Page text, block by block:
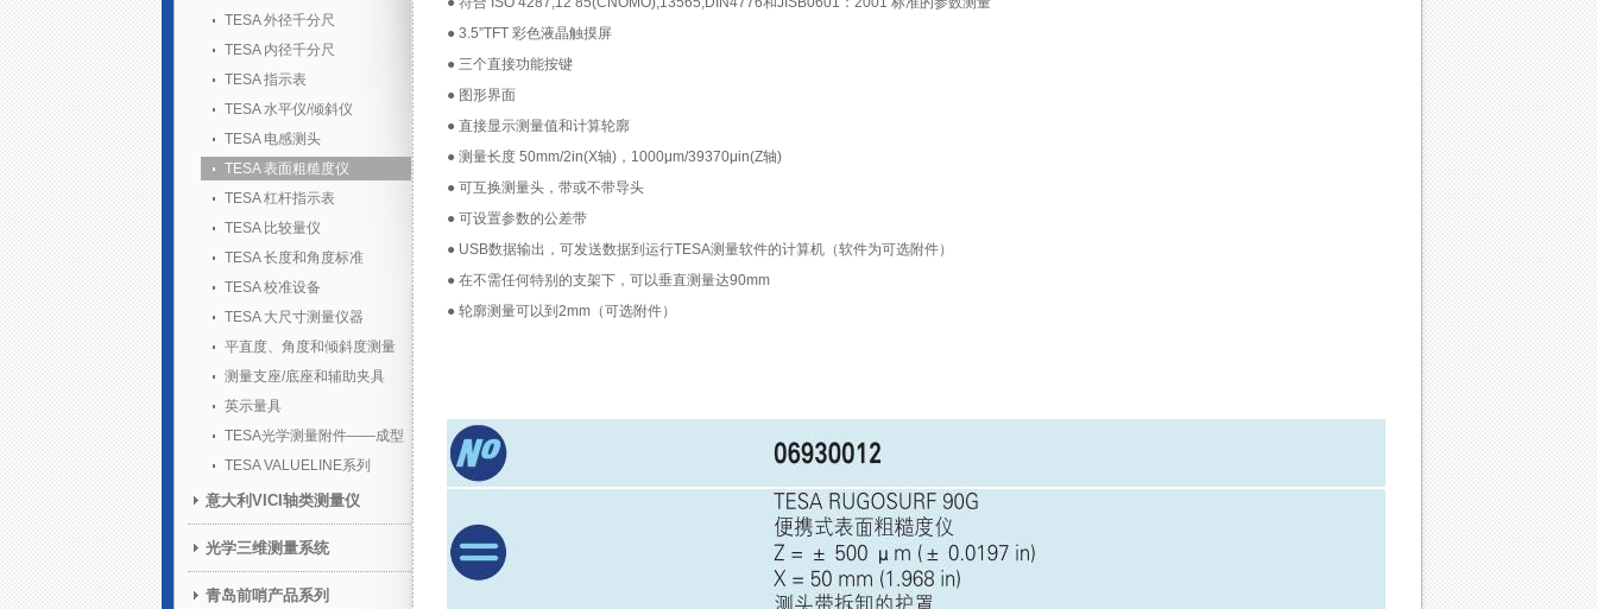
TESA 外径千分尺
TESA 内径千分尺
TESA 指示表
TESA 水平仪/倾斜仪
TESA 电感测头
TESA 表面粗糙度仪
TESA 杠杆指示表
TESA 比较量仪
TESA 长度和角度标准
TESA 校准设备
TESA 大尺寸测量仪器
平直度、角度和倾斜度测量
测量支座/底座和辅助夹具
英示量具
TESA光学测量附件——成型
胶套装TESA VALUELINE系列
意大利VICI轴类测量仪
光学三维测量系统
青岛前哨产品系列
● 3.5”TFT 彩色液晶触摸屏
● 三个直接功能按键
● 图形界面
● 直接显示测量值和计算轮廓
● 测量长度 50mm/2in(X轴)，1000μm/39370μin(Z轴)
● 可互换测量头，带或不带导头
● 可设置参数的公差带
● USB数据输出，可发送数据到运行TESA测量软件的计算机（软件为可选附件）
● 在不需任何特别的支架下，可以垂直测量达90mm
● 轮廓测量可以到2mm（可选附件）